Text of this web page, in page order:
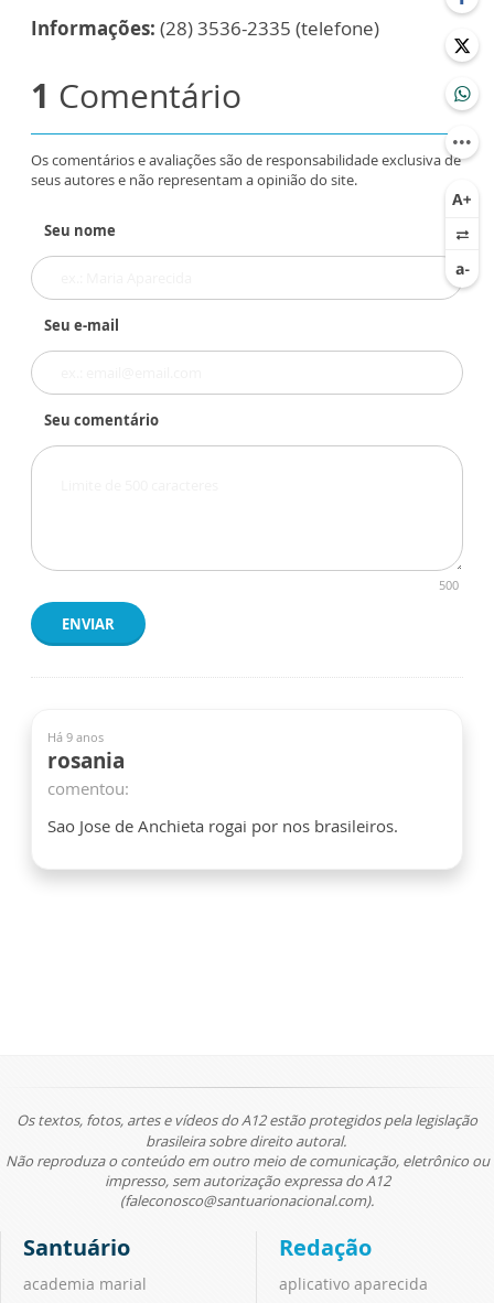
Informações: (28) 3536-2335 (telefone)
1 Comentário
Os comentários e avaliações são de responsabilidade exclusiva de
seus autores e não representam a opinião do site.
Seu nome
Seu e-mail
Seu comentário
500
ENVIAR
Há 9 anos
rosania
comentou:
Sao Jose de Anchieta rogai por nos brasileiros.
Os textos, fotos, artes e vídeos do A12 estão protegidos pela legislação
brasileira sobre direito autoral.
Não reproduza o conteúdo em outro meio de comunicação, eletrônico ou
impresso, sem autorização expressa do A12
(faleconosco@santuarionacional.com).
Santuário
academia marial
Redação
aplicativo aparecida